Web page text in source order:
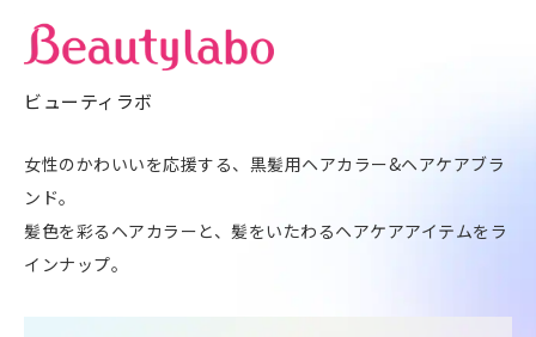
ビューティラボ
女性のかわいいを応援する、黒髪用ヘアカラー&ヘアケアブラ
ンド。
髪色を彩るヘアカラーと、髪をいたわるヘアケアアイテムをラ
インナップ。